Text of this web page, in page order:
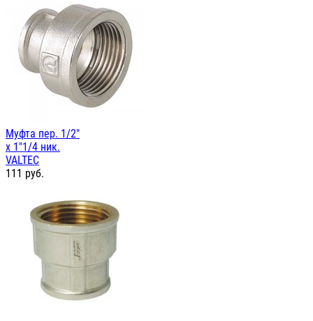
Муфта пер. 1/2"
х 1"1/4 ник.
VALTEC
111 руб.